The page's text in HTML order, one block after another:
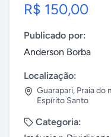
R$ 150,00
Publicado por:
Anderson Borba
Localização:
Guarapari, Praia do
Espírito Santo
Categoria: